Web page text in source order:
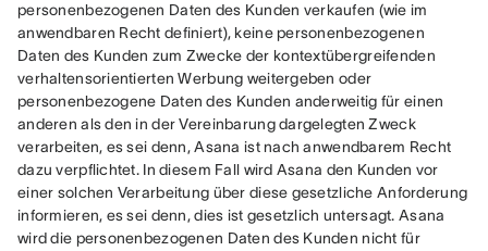
personenbezogenen Daten des Kunden verkaufen (wie im
anwendbaren Recht definiert), keine personenbezogenen
Daten des Kunden zum Zwecke der kontextübergreifenden
verhaltensorientierten Werbung weitergeben oder
personenbezogene Daten des Kunden anderweitig für einen
anderen als den in der Vereinbarung dargelegten Zweck
verarbeiten, es sei denn, Asana ist nach anwendbarem Recht
dazu verpflichtet. In diesem Fall wird Asana den Kunden vor
einer solchen Verarbeitung über diese gesetzliche Anforderung
informieren, es sei denn, dies ist gesetzlich untersagt. Asana
wird die personenbezogenen Daten des Kunden nicht für